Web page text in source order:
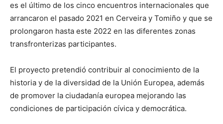
es el último de los cinco encuentros internacionales que
arrancaron el pasado 2021 en Cerveira y Tomiño y que se
prolongaron hasta este 2022 en las diferentes zonas
transfronterizas participantes.
El proyecto pretendió contribuir al conocimiento de la
historia y de la diversidad de la Unión Europea, además
de promover la ciudadanía europea mejorando las
condiciones de participación cívica y democrática.